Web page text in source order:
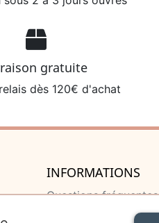
gratuite
dès 120€ d'achat
INFORMATIONS
Questions fréquentes
Livraison et retour